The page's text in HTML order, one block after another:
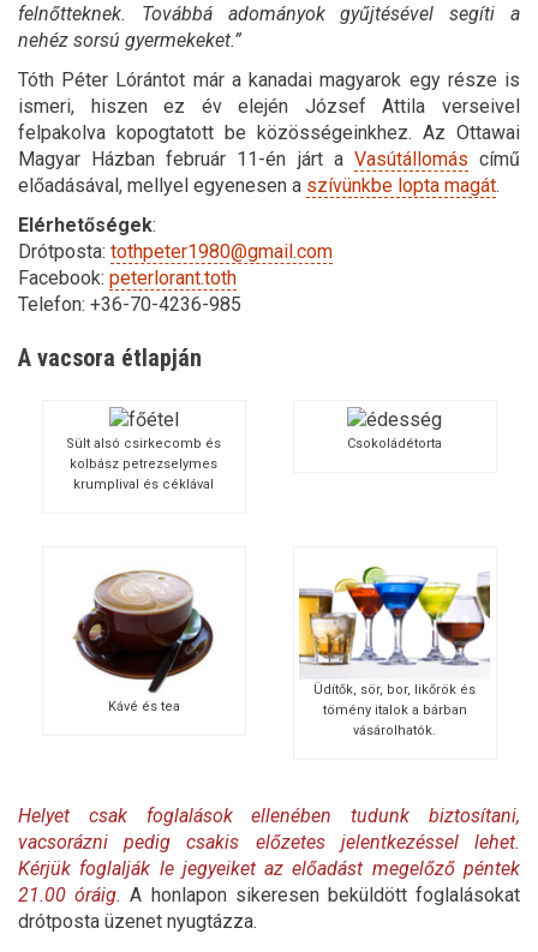
felnőtteknek. Továbbá adományok gyűjtésével segíti a
nehéz sorsú gyermekeket.”
Tóth Péter Lórántot már a kanadai magyarok egy része is
ismeri, hiszen ez év elején József Attila verseivel
felpakolva kopogtatott be közösségeinkhez. Az Ottawai
Magyar Házban február 11-én járt a Vasútállomás című
előadásával, mellyel egyenesen a szívünkbe lopta magát.
Elérhetőségek:
Drótposta: tothpeter1980@gmail.com
Facebook: peterlorant.toth
Telefon: +36-70-4236-985
A vacsora étlapján
Sült alsó csirkecomb és
kolbász petrezselymes
krumplival és céklával
Csokoládétorta
Kávé és tea
Üdítők, sör, bor, likőrök és
tömény italok a bárban
vásárolhatók.
Helyet csak foglalások ellenében tudunk biztosítani,
vacsorázni pedig csakis előzetes jelentkezéssel lehet.
Kérjük foglalják le jegyeiket az előadást megelőző péntek
21.00 óráig. A honlapon sikeresen beküldött foglalásokat
drótposta üzenet nyugtázza.